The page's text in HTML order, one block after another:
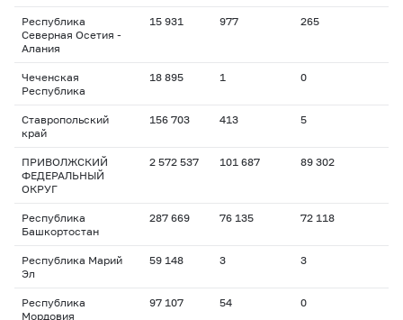
Республика
Северная Осетия -
Алания
15 931 977 265
Чеченская
Республика
18 895 1 0
Ставропольский
край
156 703 413 5
ПРИВОЛЖСКИЙ
ФЕДЕРАЛЬНЫЙ
ОКРУГ
2 572 537 101 687 89 302
Республика
Башкортостан
287 669 76 135 72 118
Республика Марий
Эл
59 148 3 3
Республика
Мордовия
97 107 54 0